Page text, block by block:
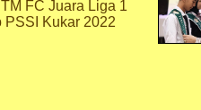
FC Juara Liga 1
PSSI Kukar 2022